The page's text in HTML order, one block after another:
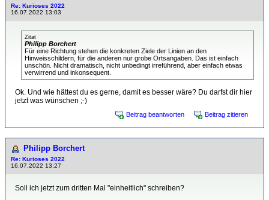
Re: Kurioses 2022
16.07.2022 13:03
Zitat
Philipp Borchert
Für eine Richtung stehen die konkreten Ziele der Linien an den
Hinweisschildern, für die anderen nur grobe Ortsangaben. Das ist einfach
unschön. Nicht dramatisch, nicht unbedingt irreführend, aber einfach etwas
verwirrend und inkonsequent.
Ok. Und wie hättest du es gerne, damit es besser wäre? Du darfst dir hier
jetzt was wünschen ;-)
Beitrag beantworten Beitrag zitieren
Philipp Borchert
Re: Kurioses 2022
16.07.2022 13:27
Soll ich jetzt zum dritten Mal "einheitlich" schreiben?